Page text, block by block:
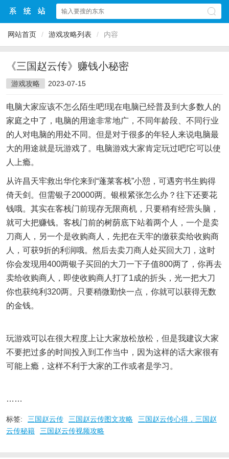
网站首页 / 游戏攻略列表 / 内容
《三国赵云传》赚钱小秘密
游戏攻略 2023-07-15
电脑大家应该不怎么陌生吧!现在电脑已经普及到大多数人的
家庭之中了，电脑的用途非常地广，不同年龄段、不同行业
的人对电脑的用处不同。但是对于很多的年轻人来说电脑最
大的用途就是玩游戏了。电脑游戏大家肯定玩过吧!它可以使
人上瘾。
从许昌天牢救出华佗来到“蓬莱客栈”小憩，可遇穷书生购得
倚天剑。但需银子20000两。银根紧张怎么办？往下还要花
钱哦。其实在客栈门前现存无限商机，只要稍有经营头脑，
就可大把赚钱。客栈门前的树荫底下站着两个人，一个是卖
刀商人，另一个是收购商人，先把在天牢的缴获卖给收购商
人，可获9折的利润哦。然后去卖刀商人处买回大刀，这时
你会发现用400两银子买回的大刀一下子值800两了，你再去
卖给收购商人，即使收购商人打了1成的折头，光一把大刀
你也获纯利320两。只要稍微勤快一点，你就可以获得无数
的金钱。
玩游戏可以在很大程度上让大家放松放松，但是我建议大家
不要把过多的时间投入到工作当中，因为这样的话大家很有
可能上瘾，这样不利于大家的工作或者是学习。
……
标签: 三国赵云传 三国赵云传图文攻略
三国赵云传心得，三国赵
云传秘籍
三国赵云传视频攻略